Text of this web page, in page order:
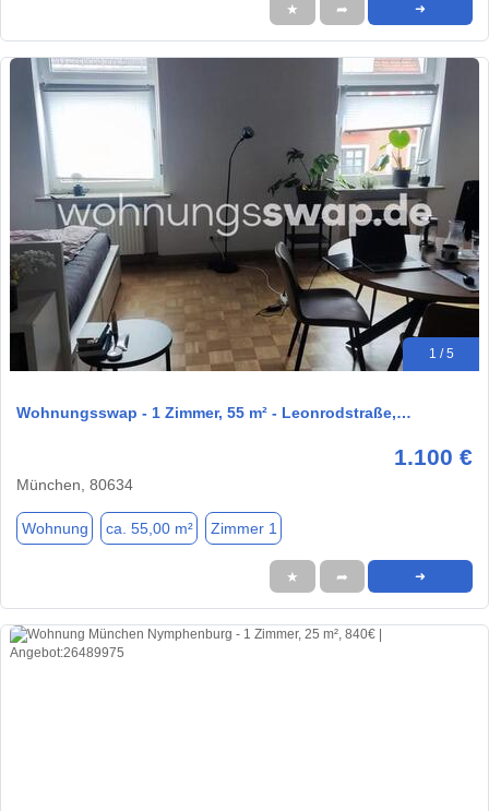
★ ➦ ➜
1 / 5
Wohnungsswap - 1 Zimmer, 55 m² - Leonrodstraße,…
1.100 €
München, 80634
Wohnung ca. 55,00 m² Zimmer 1
★ ➦ ➜